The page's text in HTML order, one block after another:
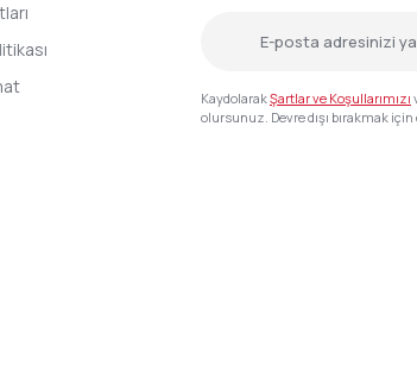
KaydolarakŞartlar ve Koşullarımızı
olursunuz. Devre dışı bırakmak